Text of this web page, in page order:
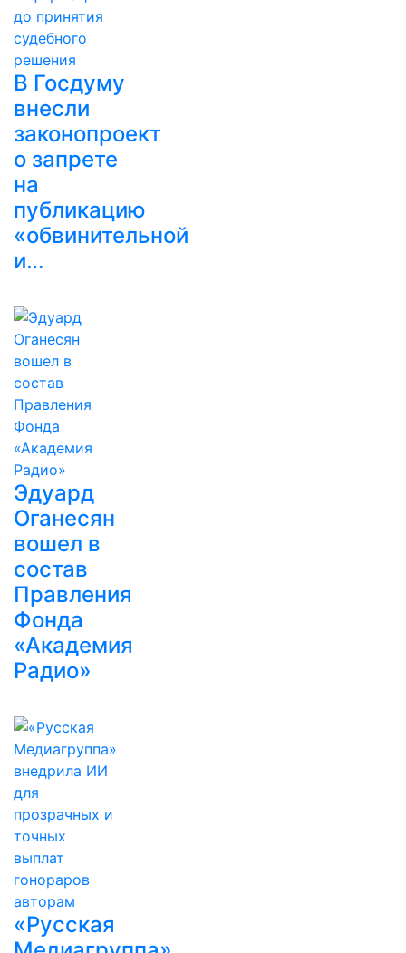
В Госдуму
внесли
законопроект
о запрете
на
публикацию
«обвинительной
и…
Эдуард
Оганесян
вошел в
состав
Правления
Фонда
«Академия
Радио»
«Русская